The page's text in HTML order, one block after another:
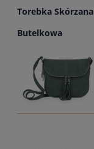
Torebka
Butelkowa